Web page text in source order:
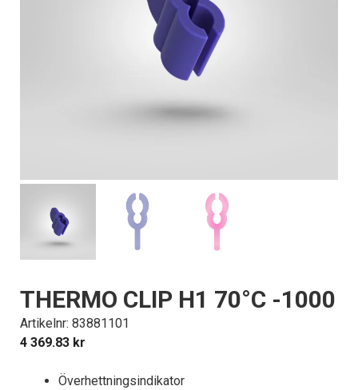
THERMO CLIP H1 70°C -1000
Artikelnr: 83881101
4 369.83 kr
Överhettningsindikator